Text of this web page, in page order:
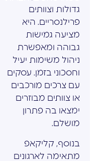
גדולות וצוותים
פרילנסריים. היא
מציעה גמישות
גבוהה ומאפשרת
ניהול משימות יעיל
וחסכוני בזמן. עסקים
עם צרכים מורכבים
או צוותים מבוזרים
ימצאו בה פתרון
מושלם.
בנוסף, קליקאפ
מתאימה לארגונים